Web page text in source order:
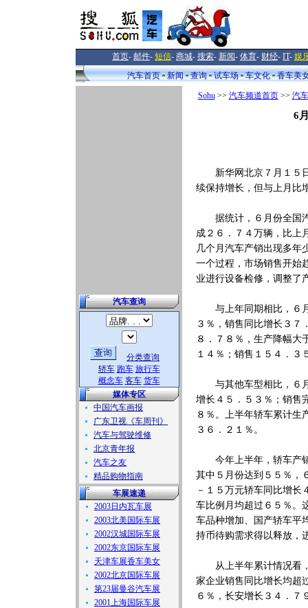
首页- 邮件- 短信- 商城- 搜索- 新闻- 体育- 财经- IT- 娱
汽车首页
新闻 查询 试车场 车文化 香车美
汽车查询
分类查询
轿车 跑车 旅行车
概念车 客车 货车
媒体专区
中国汽车画报
广东卫视《车周刊》
汽车与驾驶维修
北京青年报
汽车之友
精品购物指南
车展速递
2003日内瓦车展
2003北美国际车展
2002汉城国际车展
2002东京国际车展
天津车展香车美女
2002北京国际车展
第23届曼谷汽车展
2001上海国际车展
Sohu>> 汽车频道首页>> 汽
6
新华网北京７月１５日
续保持增长，但与上月比
据统计，６月份全国汽
成２６．７４万辆，比上
几个月汽车产销出现多年
一个过程，市场销售开始
业进行设备检修，调整了
与上年同期相比，６月
３％，销售同比增长３７
８．７８％，生产降幅大
１４％；销售１５４．３
与其他车型相比，６月
增长４５．５３％；销售
８％。上半年轿车累计生
３６．２１％。
今年上半年，轿车产销
其中５月份达到５５％，
－１５万元轿车同比增长
车比例月均超过６５％。
车品种增加、国产轿车平
持币待购需求得以释放，
从上半年累计情况看，
家企业销售同比增长均超
６％，长安增长３４．７